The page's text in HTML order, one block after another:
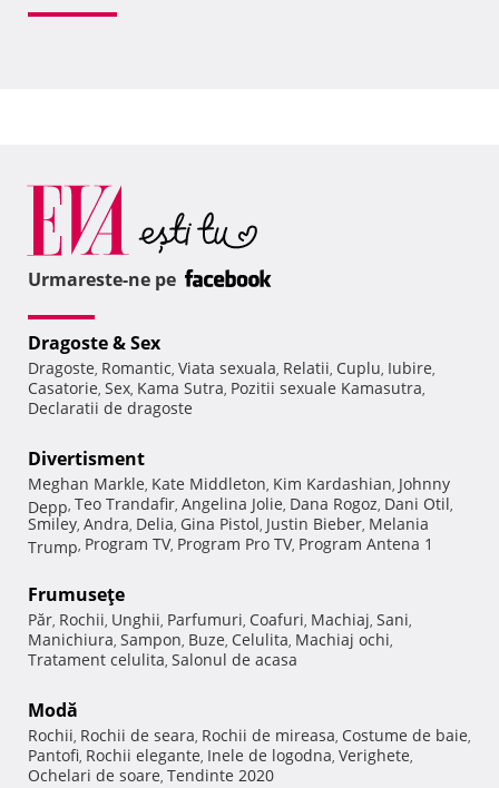
Urmareste-ne pe
Dragoste & Sex
Dragoste, Romantic, Viata sexuala, Relatii, Cuplu, Iubire,
Casatorie, Sex, Kama Sutra, Pozitii sexuale Kamasutra,
Declaratii de dragoste
Divertisment
Meghan Markle, Kate Middleton, Kim Kardashian, Johnny
Depp, Teo Trandafir, Angelina Jolie, Dana Rogoz, Dani Otil,
Smiley, Andra, Delia, Gina Pistol, Justin Bieber, Melania
Trump, Program TV, Program Pro TV, Program Antena 1
Frumuseţe
Păr, Rochii, Unghii, Parfumuri, Coafuri, Machiaj, Sani,
Manichiura, Sampon, Buze, Celulita, Machiaj ochi,
Tratament celulita, Salonul de acasa
Modă
Rochii, Rochii de seara, Rochii de mireasa, Costume de baie,
Pantofi, Rochii elegante, Inele de logodna, Verighete,
Ochelari de soare, Tendinte 2020